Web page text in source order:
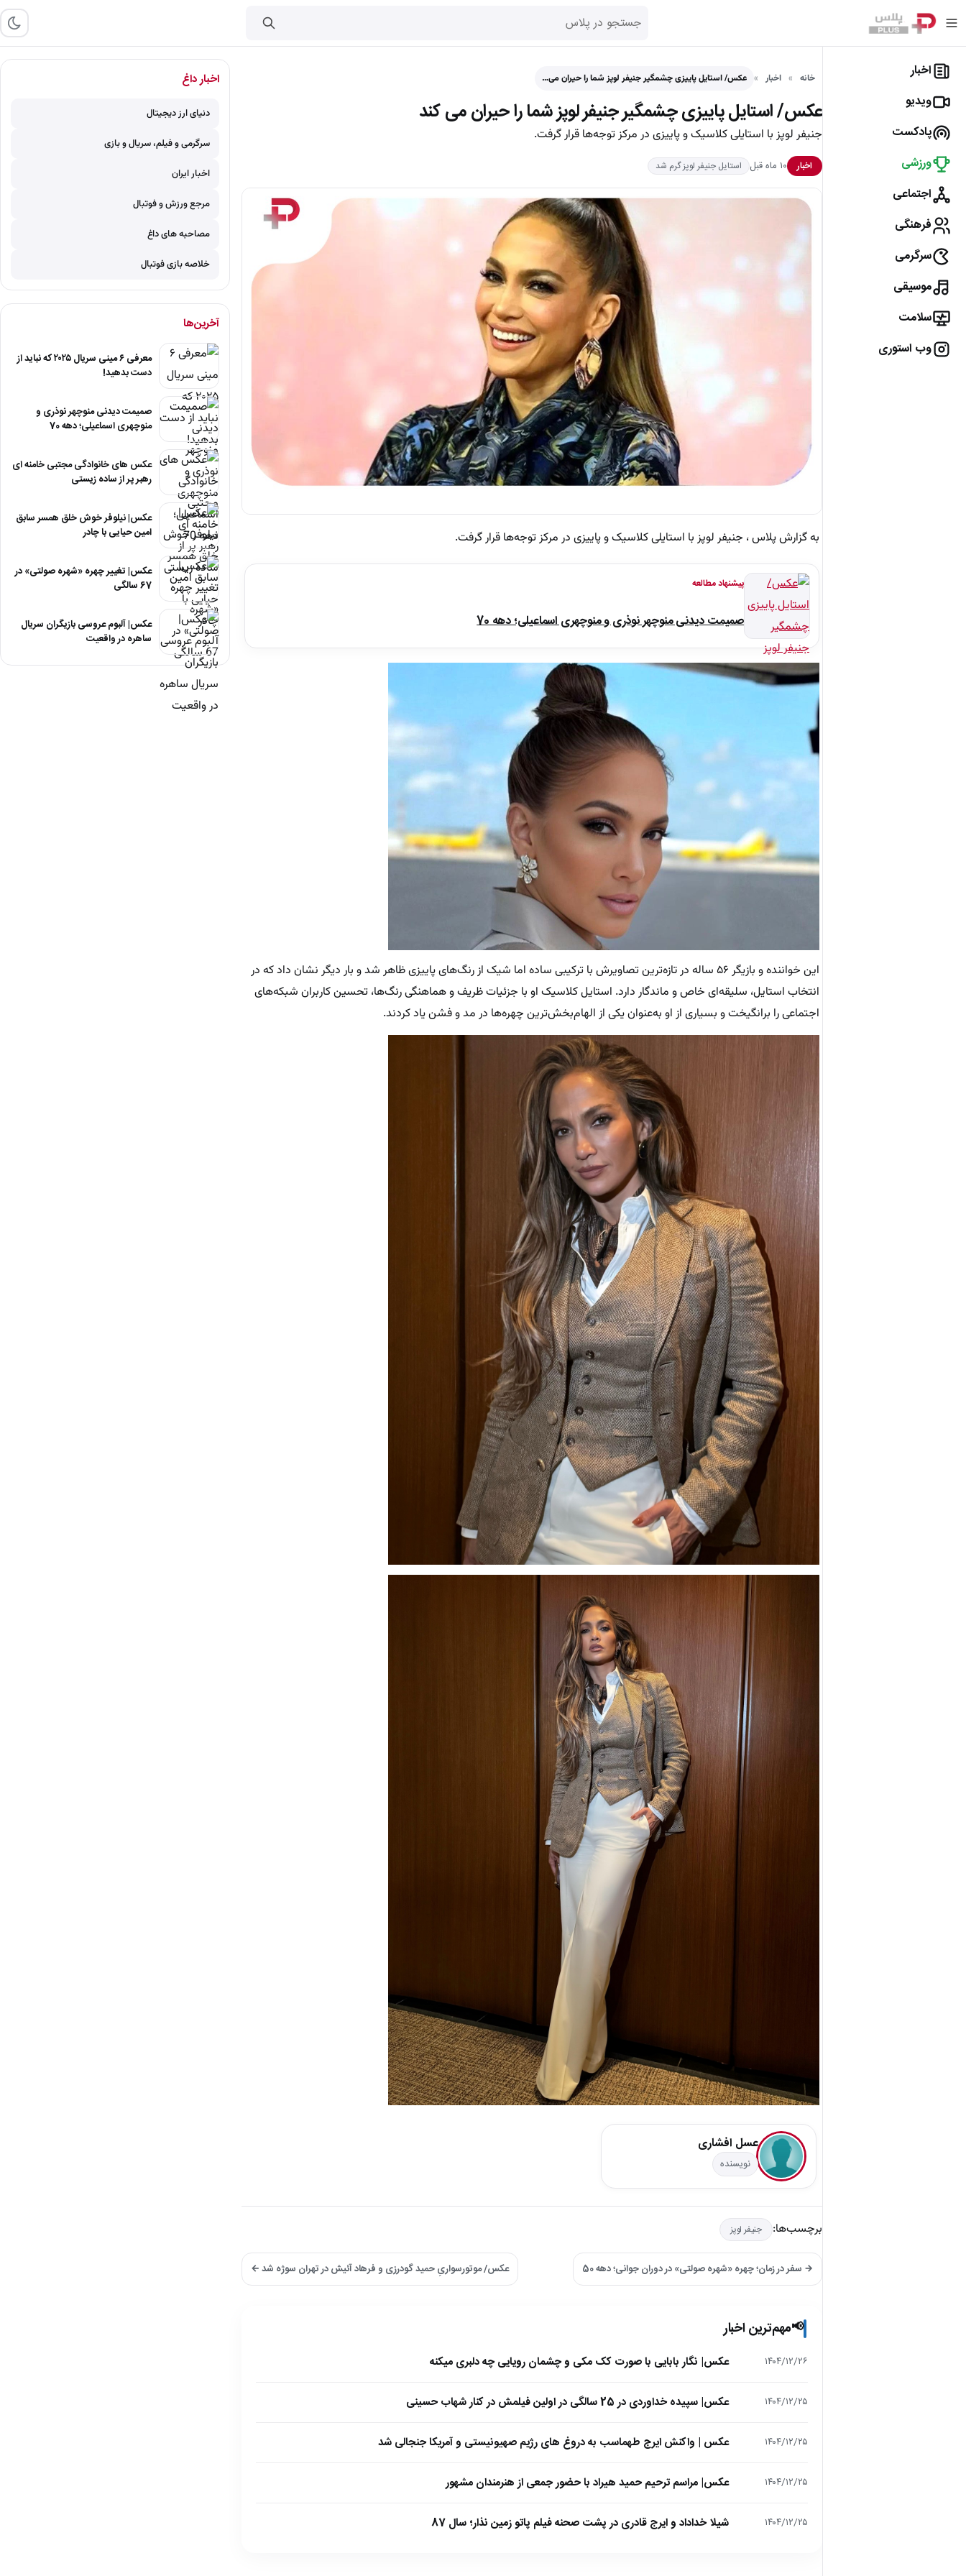
اخبار
ویدیو
پادکست
ورزشی
اجتماعی
فرهنگی
سرگرمی
موسیقی
سلامت
وب استوری
خانه اخبار عکس/ استایل پاییزی چشمگیر جنیفر لوپز شما را حیران می…
عکس/ استایل پاییزی چشمگیر جنیفر لوپز شما را حیران می کند
جنیفر لوپز با استایلی کلاسیک و پاییزی در مرکز توجه‌ها قرار گرفت.
اخبار ۱۰ ماه قبل استایل جنیفر لوپز گرم شد
به گزارش پلاس ، جنیفر لوپز با استایلی کلاسیک و پاییزی در مرکز توجه‌ها قرار گرفت.
پیشنهاد مطالعه
صمیمت دیدنی منوچهر نوذری و منوچهری اسماعیلی؛ دهه 70
این خواننده و بازیگر ۵۶ ساله در تازه‌ترین تصاویرش با ترکیبی ساده اما شیک از رنگ‌های پاییزی ظاهر شد و بار دیگر نشان داد که در
انتخاب استایل، سلیقه‌ای خاص و ماندگار دارد. استایل کلاسیک او با جزئیات ظریف و هماهنگی رنگ‌ها، تحسین کاربران شبکه‌های
اجتماعی را برانگیخت و بسیاری از او به‌عنوان یکی از الهام‌بخش‌ترین چهره‌ها در مد و فشن یاد کردند.
عسل افشاری
نویسنده
برچسب‌ها: جنیفر لوپز
→ سفر در زمان؛ چهره «شهره صولتی» در دوران جوانی؛ دهه 50 عکس/ موتورسواریِ حمید گودرزی و فرهاد آئیش در تهران سوژه شد ←
📢مهم‌ترین اخبار
۱۴۰۴/۱۲/۲۶ عکس| نگار بابایی با صورت کک مکی و چشمان رویایی چه دلبری میکنه
۱۴۰۴/۱۲/۲۵ عکس| سپیده خداوردی در 25 سالگی در اولین فیلمش در کنار شهاب حسینی
۱۴۰۴/۱۲/۲۵ عکس | واکنش ایرج طهماسب به دروغ های رژیم صهیونیستی و آمریکا جنجالی شد
۱۴۰۴/۱۲/۲۵ عکس| مراسم ترحیم حمید هیراد با حضور جمعی از هنرمندان مشهور
۱۴۰۴/۱۲/۲۵ شیلا خداداد و ایرج قادری در پشت صحنه فیلم پاتو زمین نذار؛ سال 87
اخبار داغ
دنیای ارز دیجیتال
سرگرمی و فیلم، سریال و بازی
اخبار ایران
مرجع ورزش و فوتبال
مصاحبه های داغ
خلاصه بازی فوتبال
آخرین‌ها
معرفی ۶ مینی سریال ۲۰۲۵ که نباید از
دست بدهید!
صمیمت دیدنی منوچهر نوذری و
منوچهری اسماعیلی؛ دهه 70
عکس های خانوادگی مجتبی خامنه ای
رهبر پر از ساده زیستی
عکس| نیلوفر خوش خلق همسر سابق
امین حیایی با چادر
عکس| تغییر چهره «شهره صولتی» در
67 سالگی
عکس| آلبوم عروسی بازیگران سریال
ساهره در واقعیت